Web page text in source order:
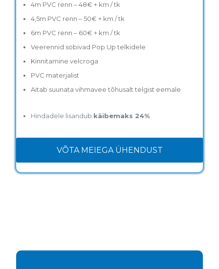
4m PVC renn – 48€ + km / tk
4,5m PVC renn – 50€ + km / tk
6m PVC renn – 60€ + km / tk
Veerennid sobivad Pop Up telkidele
Kinnitamine velcroga
PVC materjalist
Aitab suunata vihmavee tõhusalt telgist eemale
Hindadele lisandub käibemaks 24%
VÕTA MEIEGA ÜHENDUST